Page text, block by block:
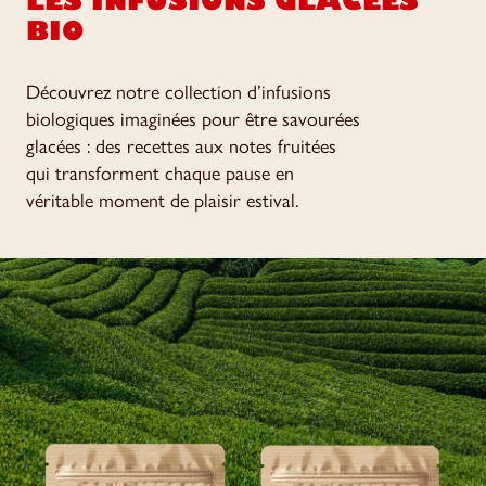
BIO
Découvrez notre collection d’infusions
biologiques imaginées pour être savourées
glacées : des recettes aux notes fruitées
qui transforment chaque pause en
véritable moment de plaisir estival.
INFUSION GLACÉE ABRICOT,
MANGUE & PÊCHE
INFUSION GLACÉE FRAMBOISE &
MELON